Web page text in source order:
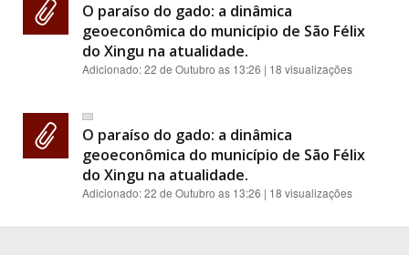
O paraíso do gado: a dinâmica
geoeconômica do município de São Félix
do Xingu na atualidade.
Adicionado:22 de Outubro as 13:26 | 18 visualizações
O paraíso do gado: a dinâmica
geoeconômica do município de São Félix
do Xingu na atualidade.
Adicionado:22 de Outubro as 13:26 | 18 visualizações